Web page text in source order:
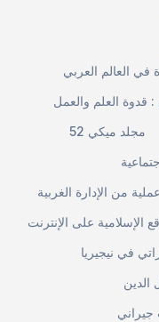
في العالم العربي
قدوة العلم والعمل
مجلد ميكي 52
من الإدارة الغربية
الإسلامية على الإنترنت
في نيجيريا
الدين